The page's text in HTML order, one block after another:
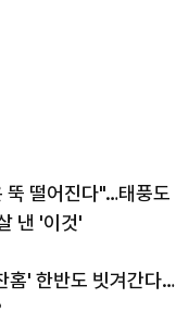
뚝 떨어진다"…태풍도
낸 '이것'
홈' 한반도 빗겨간다…